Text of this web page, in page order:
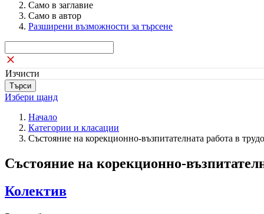
Само в заглавие
Само в автор
Разширени възможности за търсене
Изчисти
Избери щанд
Начало
Категории и класации
Състояние на корекционно-възпитателната работа в
Състояние на корекционно-
Колектив